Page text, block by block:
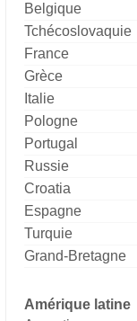
Belgique
Tchécoslovaquie
France
Grèce
Italie
Pologne
Portugal
Russie
Croatia
Espagne
Turquie
Grand-Bretagne
Amérique latine